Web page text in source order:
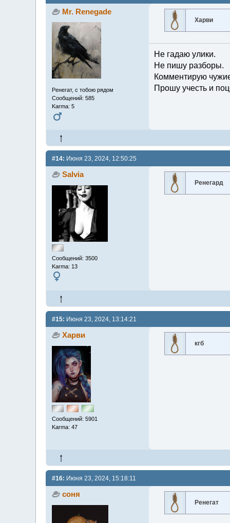
Mr. Renegade
Ренегат, с тобою рядом
Сообщений: 585
Karma: 5
Харви
Не гадаю улики.
Не пишу разборы.
Комментирую
Прошу учесть и
#14: Июня 23, 2024, 12:50:25
Salvia
Сообщений: 3500
Karma: 13
Ренегард
#15: Июня 23, 2024, 13:14:21
Харви
Сообщений: 5901
Karma: 47
кгб
#16: Июня 23, 2024, 15:18:11
соня
Ренегат